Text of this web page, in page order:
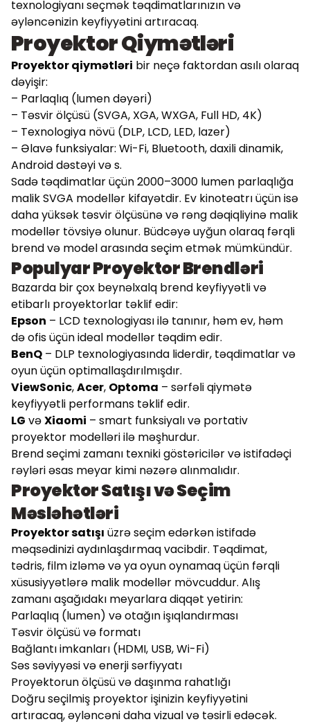
texnologiyanı seçmək təqdimatlarınızın və
əyləncənizin keyfiyyətini artıracaq.
Proyektor Qiymətləri
Proyektor qiymətləri bir neçə faktordan asılı olaraq
dəyişir:
– Parlaqlıq (lumen dəyəri)
– Təsvir ölçüsü (SVGA, XGA, WXGA, Full HD, 4K)
– Texnologiya növü (DLP, LCD, LED, lazer)
– Əlavə funksiyalar: Wi-Fi, Bluetooth, daxili dinamik,
Android dəstəyi və s.
Sadə təqdimatlar üçün 2000–3000 lumen parlaqlığa
malik SVGA modellər kifayətdir. Ev kinoteatrı üçün isə
daha yüksək təsvir ölçüsünə və rəng dəqiqliyinə malik
modellər tövsiyə olunur. Büdcəyə uyğun olaraq fərqli
brend və model arasında seçim etmək mümkündür.
Populyar Proyektor Brendləri
Bazarda bir çox beynəlxalq brend keyfiyyətli və
etibarlı proyektorlar təklif edir:
Epson – LCD texnologiyası ilə tanınır, həm ev, həm
də ofis üçün ideal modellər təqdim edir.
BenQ – DLP texnologiyasında liderdir, təqdimatlar və
oyun üçün optimallaşdırılmışdır.
ViewSonic,Acer, Optoma – sərfəli qiymətə
keyfiyyətli performans təklif edir.
LG vəXiaomi – smart funksiyalı və portativ
proyektor modelləri ilə məşhurdur.
Brend seçimi zamanı texniki göstəricilər və istifadəçi
rəyləri əsas meyar kimi nəzərə alınmalıdır.
Proyektor Satışı və Seçim
Məsləhətləri
Proyektor satışı üzrə seçim edərkən istifadə
məqsədinizi aydınlaşdırmaq vacibdir. Təqdimat,
tədris, film izləmə və ya oyun oynamaq üçün fərqli
xüsusiyyətlərə malik modellər mövcuddur. Alış
zamanı aşağıdakı meyarlara diqqət yetirin:
Parlaqlıq (lumen) və otağın işıqlandırması
Təsvir ölçüsü və formatı
Bağlantı imkanları (HDMI, USB, Wi-Fi)
Səs səviyyəsi və enerji sərfiyyatı
Proyektorun ölçüsü və daşınma rahatlığı
Doğru seçilmiş proyektor işinizin keyfiyyətini
artıracaq, əyləncəni daha vizual və təsirli edəcək.